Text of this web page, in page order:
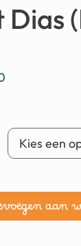
Dias
aan